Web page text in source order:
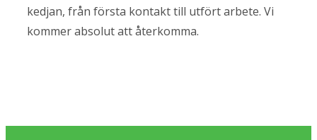
kedjan, från första kontakt till utfört arbete. Vi
kommer absolut att återkomma.